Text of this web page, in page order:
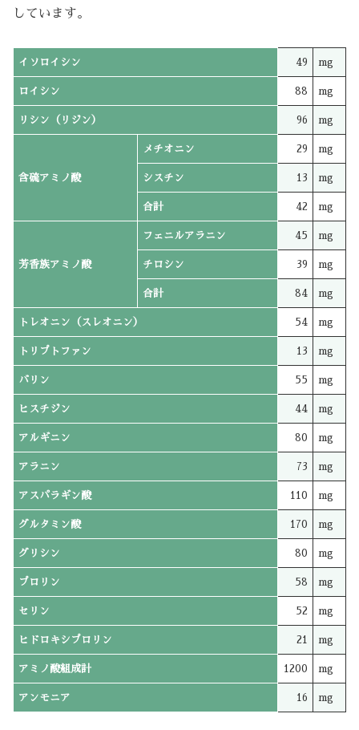
しています。
イソロイシン 49 mg
ロイシン 88 mg
リシン（リジン） 96 mg
含硫アミノ酸
メチオニン 29 mg
シスチン 13 mg
合計 42 mg
芳香族アミノ酸
フェニルアラニン 45 mg
チロシン 39 mg
合計 84 mg
トレオニン（スレオニン） 54 mg
トリプトファン 13 mg
バリン 55 mg
ヒスチジン 44 mg
アルギニン 80 mg
アラニン 73 mg
アスパラギン酸 110 mg
グルタミン酸 170 mg
グリシン 80 mg
プロリン 58 mg
セリン 52 mg
ヒドロキシプロリン 21 mg
アミノ酸組成計 1200 mg
アンモニア 16 mg